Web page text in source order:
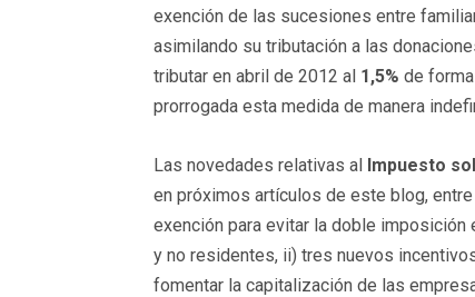
exención de las sucesiones entre
asimilando su tributación a las
tributar en abril de 2012 al 1,5% de
prorrogada esta medida de manera
Las novedades relativas al Impuesto
en próximos artículos de este blog,
exención para evitar la doble
y no residentes, ii) tres nuevos
fomentar la capitalización de las